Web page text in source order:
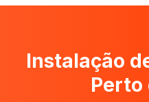
Instalação
Perto